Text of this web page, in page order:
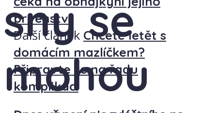
sny se
mohou
prvenství
Další článek Chcete letět s
domácím mazlíčkem?
Připravte se na řadu
komplikací